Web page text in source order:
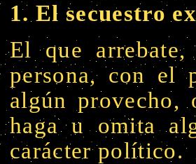
1. El secuestro
El que
persona, con el
algún provecho,
haga u omita
carácter político.